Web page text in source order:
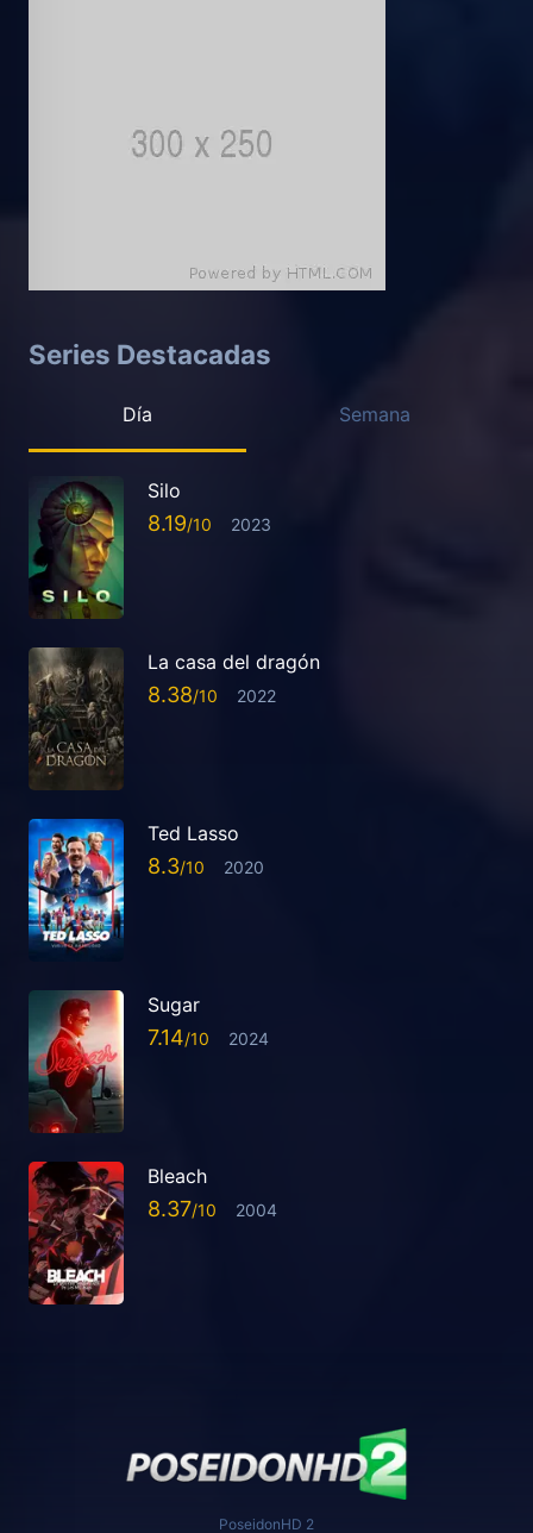
Series Destacadas
Día Semana
Silo
8.19 2023
La casa del dragón
8.38 2022
Ted Lasso
8.3 2020
Sugar
7.14 2024
Bleach
8.37 2004
PoseidonHD 2